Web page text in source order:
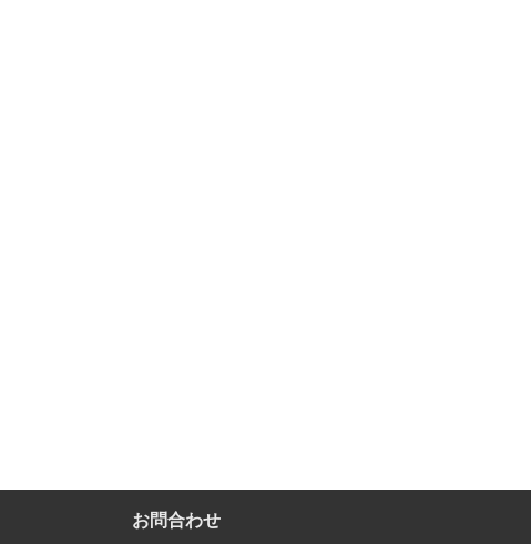
お問合わせ